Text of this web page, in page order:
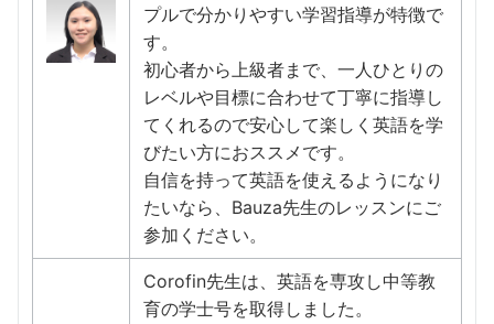
プルで分かりやすい学習指導が特徴で
す。
初心者から上級者まで、一人ひとりの
レベルや目標に合わせて丁寧に指導し
てくれるので安心して楽しく英語を学
びたい方におススメです。
自信を持って英語を使えるようになり
たいなら、Bauza先生のレッスンにご
参加ください。
Corofin先生は、英語を専攻し中等教
育の学士号を取得しました。